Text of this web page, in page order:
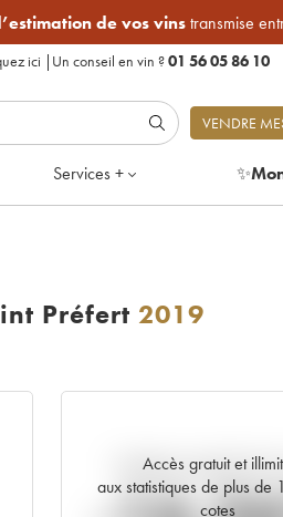
de vos vinstransmise
ici | Un conseil en vin ?01 56 05 86 10
VENDRE
Services + ✨
Préfert 2019
Accès gratuit et
aux statistiques de plus
cotes
Tendance actuelle de la